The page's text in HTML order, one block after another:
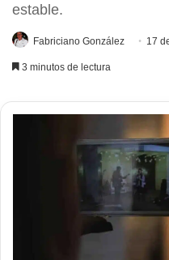
estable.
Fabriciano González 17
3 minutos de lectura